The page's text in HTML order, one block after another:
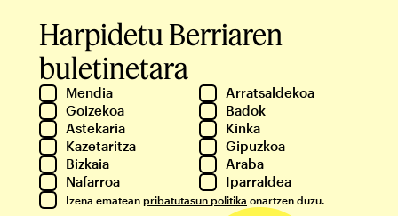
Harpidetu Berriaren
buletinetara
Mendia
Arratsaldekoa
Goizekoa
Badok
Astekaria
Kinka
Kazetaritza
Gipuzkoa
Bizkaia
Araba
Nafarroa
Iparraldea
Izena ematean pribatutasun politika onartzen duzu.